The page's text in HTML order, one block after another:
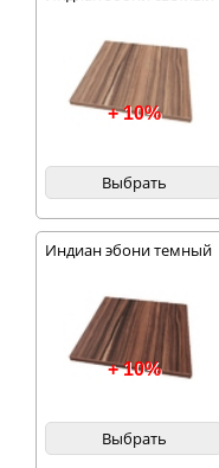
+ 10%
Выбрать
Индиан эбони темный
+ 10%
Выбрать